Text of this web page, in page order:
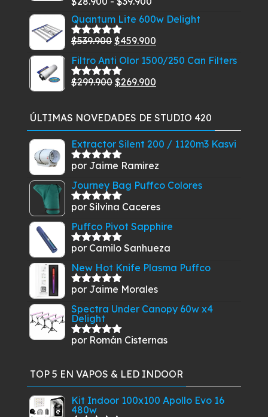
$14.510.
Valorado
con
de
5
de
desde
$28.900
hasta
$39.900
Quantum Lite 600w Delight
Valorado
5
$539.900 El
precio
original
era:
$459.900
precio
es:
Filtro Anti Olor 1500/250 Can Filters
Valorado
$299.900 El
original
$299.900.
$269.900
actual
$269.900.
ÚLTIMAS NOVEDADES DE STUDIO 420
Extractor Silent 200 / 1120m3 Kasvi
Valorado
por Jaime Ramirez
Journey Bag Puffco Colores
Valorado
por Silvina Caceres
Puffco Pivot Sapphire
Valorado
por Camilo Sanhueza
New Hot Knife Plasma Puffco
Valorado
por Jaime Morales
Spectra Under Canopy 60w x4
Delight
Valorado
por Román Cisternas
TOP 5 EN VAPOS & LED INDOOR
Kit Indoor 100x100 Apollo Evo 16
480w